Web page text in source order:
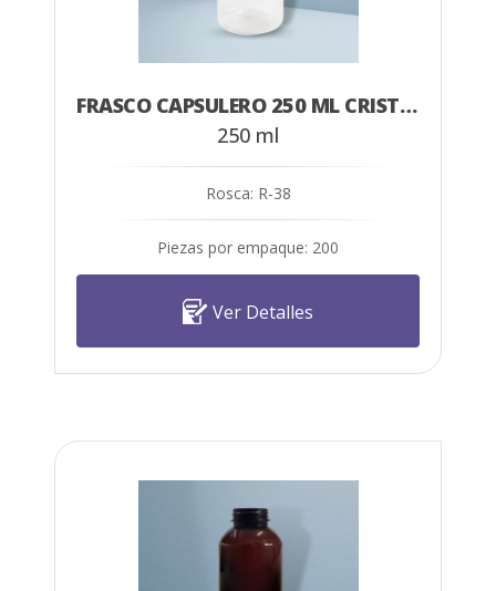
FRASCO CAPSULERO 250 ML CRISTAL
250 ml
Rosca: R-38
Piezas por empaque: 200
Ver Detalles